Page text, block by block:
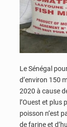
Le Sénégal
d’environ 150
2020 à cause
l’Ouest et plus
poisson n’est
de farine et